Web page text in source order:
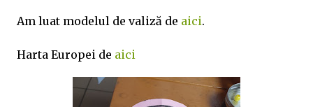
Am luat modelul de valiză de aici.
Harta Europei de aici